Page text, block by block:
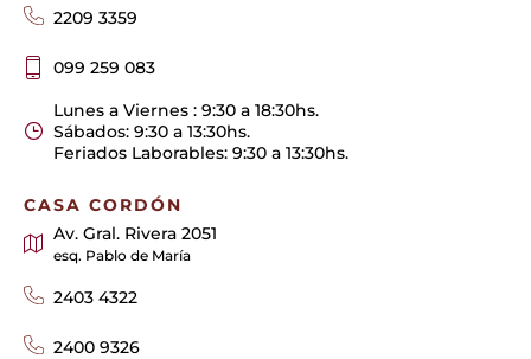
2209 3359
099 259 083
Lunes a Viernes : 9:30 a 18:30hs.
Sábados: 9:30 a 13:30hs.
Feriados Laborables: 9:30 a 13:30hs.
CASA CORDÓN
Av. Gral. Rivera 2051
esq. Pablo de María
2403 4322
2400 9326